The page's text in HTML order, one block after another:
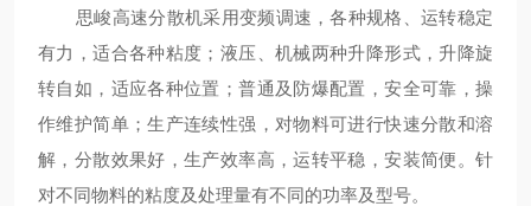
思峻高速分散机采用变频调速，各种规格、运转稳定
有力，适合各种粘度；液压、机械两种升降形式，升降旋
转自如，适应各种位置；普通及防爆配置，安全可靠，操
作维护简单；生产连续性强，对物料可进行快速分散和溶
解，分散效果好，生产效率高，运转平稳，安装简便。针
对不同物料的粘度及处理量有不同的功率及型号。